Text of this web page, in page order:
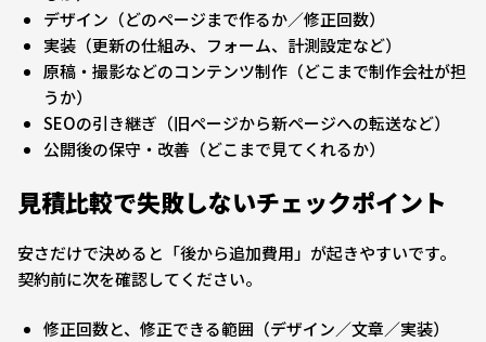
デザイン（どのページまで作るか／修正回数）
実装（更新の仕組み、フォーム、計測設定など）
原稿・撮影などのコンテンツ制作（どこまで制作会社が担
うか）
SEOの引き継ぎ（旧ページから新ページへの転送など）
公開後の保守・改善（どこまで見てくれるか）
見積比較で失敗しないチェックポイント
安さだけで決めると「後から追加費用」が起きやすいです。
契約前に次を確認してください。
修正回数と、修正できる範囲（デザイン／文章／実装）